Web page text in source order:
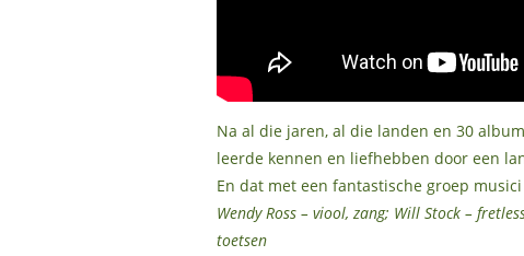
Na al die jaren, al die landen en 30
leerde kennen en liefhebben door een
En dat met een fantastische groep
Wendy Ross – viool, zang; Will Stock –
toetsen